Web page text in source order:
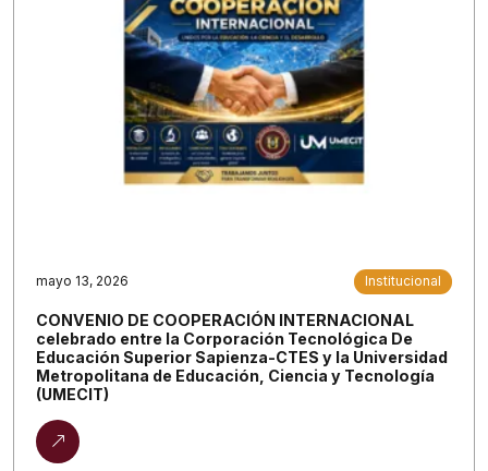
mayo 13, 2026 Institucional
CONVENIO DE COOPERACIÓN INTERNACIONAL
celebrado entre la Corporación Tecnológica De
Educación Superior Sapienza-CTES y la Universidad
Metropolitana de Educación, Ciencia y Tecnología
(UMECIT)